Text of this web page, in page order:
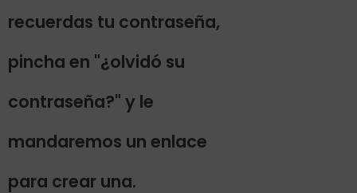
recuerdas tu contraseña,
pincha en "¿olvidó su
contraseña?" y le
mandaremos un enlace
para crear una.